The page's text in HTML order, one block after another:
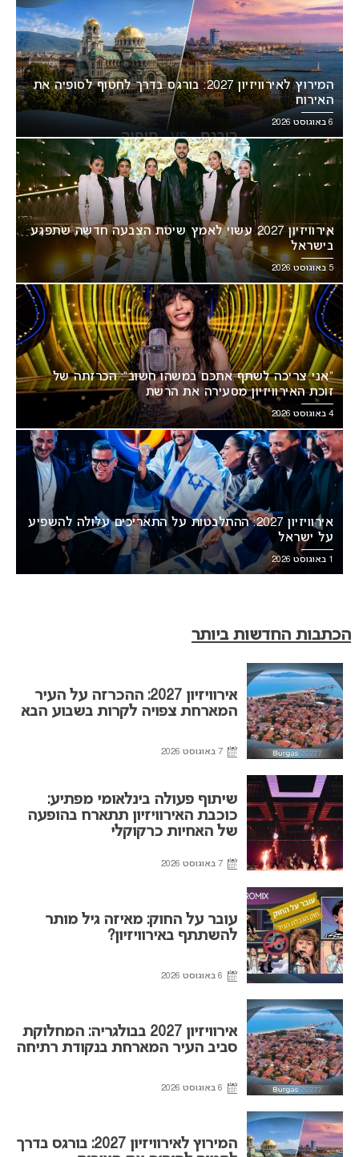
המירוץ לאירוויזיון 2027: בורגס בדרך לחטוף לסופיה את
האירוח
6 באוגוסט 2026
אירוויזיון 2027 עשוי לאמץ שיטת הצבעה חדשה שתפגע
בישראל
5 באוגוסט 2026
“אני צריכה לשתף אתכם במשהו חשוב”: הכרזתה של
זוכת האירוויזיון מסעירה את הרשת
4 באוגוסט 2026
אירוויזיון 2027: ההתלבטות על התאריכים עלולה להשפיע
על ישראל
1 באוגוסט 2026
הכתבות החדשות ביותר
אירוויזיון 2027: ההכרזה על העיר
המארחת צפויה לקרות בשבוע הבא
7 באוגוסט 2026
שיתוף פעולה בינלאומי מפתיע:
כוכבת האירוויזיון תתארח בהופעה
של האחיות כרקוקלי
7 באוגוסט 2026
עובר על החוק: מאיזה גיל מותר
להשתתף באירוויזיון?
6 באוגוסט 2026
אירוויזיון 2027 בבולגריה: המחלוקת
סביב העיר המארחת בנקודת רתיחה
6 באוגוסט 2026
המירוץ לאירוויזיון 2027: בורגס בדרך